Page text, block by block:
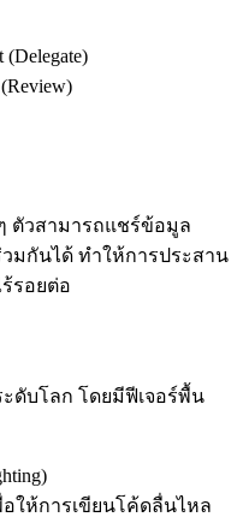
ๆ ตัวสามารถแชร์ข้อมูล
วมกันได้ ทำให้การประสาน
ร้รอยต่อ
ดับโลก โดยมีฟีเจอร์พื้น
อให้การเขียนโค้ดลื่นไหล